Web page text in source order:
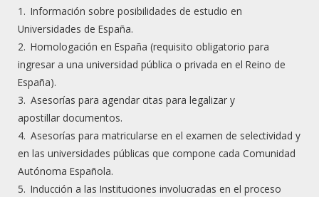
que el aprendizaje sea óptimo y de esta manera
pueda destacar sus habilidades y sea un aporte
positivo a la sociedad.
Poseemos una
potenciando a los estudiantes de los últimos años de
bachillerato y graduados que deseen reforzar sus
conocimientos en las áreas donde presentan
deficiencias y que son necesarios para afrontar los
primeros años de la Universidad.
Información sobre posibilidades de estudio en
Universidades de España.
Homologación en España (requisito obligatorio para
ingresar a una universidad pública o privada en el Reino de
España).
Asesorías para agendar citas para legalizar y
apostillar documentos.
Asesorías para matricularse en el examen de selectividad y
en las universidades públicas que compone cada Comunidad
Autónoma Española.
Inducción a las Instituciones involucradas en el proceso